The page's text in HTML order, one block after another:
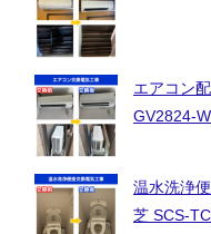
エアコン
GV2824-W
温水洗浄
芝 SCS-